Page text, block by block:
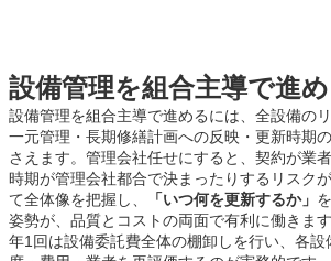
設備管理を組合主導で進
設備管理を組合主導で進めるには、全設備の
一元管理・長期修繕計画への反映・更新時期
さえます。管理会社任せにすると、契約が業
時期が管理会社都合で決まったりするリスク
て全体像を把握し、
「いつ何を更新するか」
姿勢が、品質とコストの両面で有利に働きます
年1回は設備委託費全体の棚卸しを行い、各